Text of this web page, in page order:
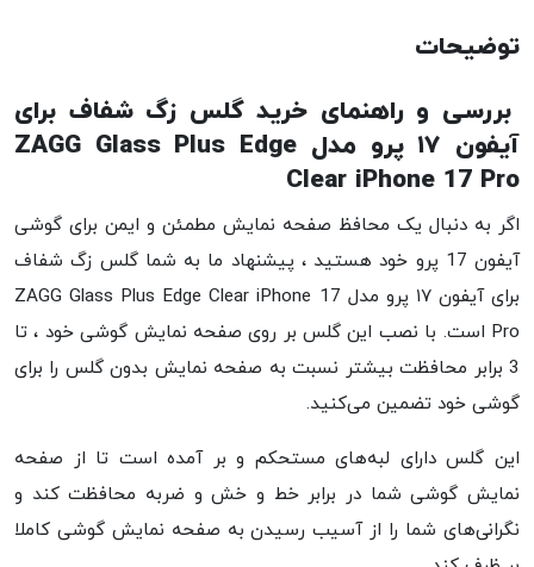
توضیحات
بررسی و راهنمای خرید گلس زگ شفاف برای
آیفون ۱۷ پرو مدل ZAGG Glass Plus Edge
Clear iPhone 17 Pro
اگر به دنبال یک محافظ صفحه نمایش مطمئن و ایمن برای گوشی
آیفون 17 پرو خود هستید ، پیشنهاد ما به شما گلس زگ شفاف
برای آیفون ۱۷ پرو مدل ZAGG Glass Plus Edge Clear iPhone 17
Pro است. با نصب این گلس بر روی صفحه نمایش گوشی خود ، تا
3 برابر محافظت بیشتر نسبت به صفحه نمایش بدون گلس را برای
گوشی خود تضمین می‌کنید.
این گلس دارای لبه‌های مستحکم و بر آمده است تا از صفحه
نمایش گوشی شما در برابر خط و خش و ضربه محافظت کند و
نگرانی‌های شما را از آسیب رسیدن به صفحه نمایش گوشی کاملا